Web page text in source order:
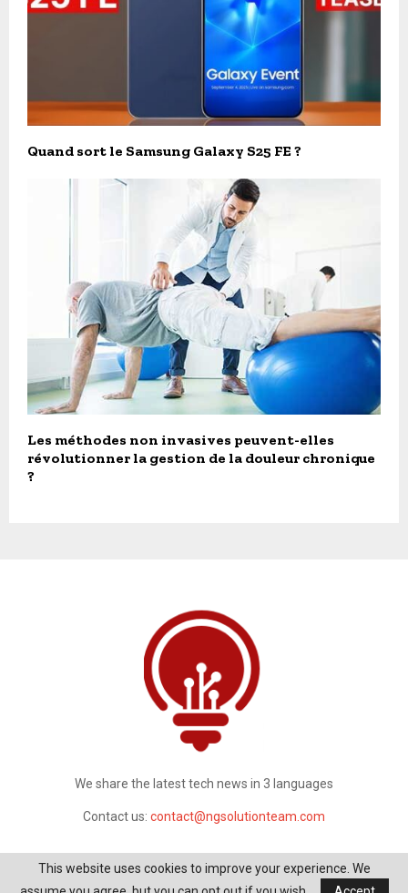
Quand sort le Samsung Galaxy S25 FE ?
Les méthodes non invasives peuvent-elles
révolutionner la gestion de la douleur chronique
?
We share the latest tech news in 3 languages
Contact us: contact@ngsolutionteam.com
This website uses cookies to improve your experience. We